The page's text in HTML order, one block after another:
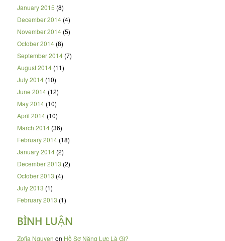
January 2015 (8)
December 2014(4)
November 2014(5)
October 2014(8)
September 2014(7)
August 2014(11)
July 2014(10)
June 2014(12)
May 2014(10)
April 2014(10)
March 2014(36)
February 2014(18)
January 2014(2)
December 2013 (2)
October 2013 (4)
July 2013 (1)
February 2013 (1)
BÌNH LUẬN
Zofia Nguyen on Hồ Sơ Năng Lực Là Gì?